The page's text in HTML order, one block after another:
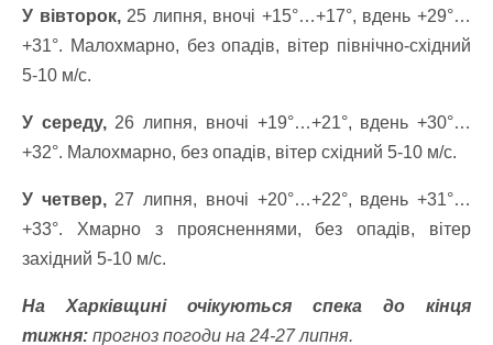
У вівторок,25 липня, вночі +15°…+17°, вдень +29°…
+31°. Малохмарно, без опадів, вітер північно-східний
5-10 м/с.
У середу,26 липня, вночі +19°…+21°, вдень +30°…
+32°. Малохмарно, без опадів, вітер східний 5-10 м/с.
У четвер,27 липня, вночі +20°…+22°, вдень +31°…
+33°. Хмарно з проясненнями, без опадів, вітер
західний 5-10 м/с.
На Харківщині очікуються спека до кінця
тижня: прогноз погоди на 24-27 липня.